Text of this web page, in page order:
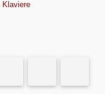
Klaviere